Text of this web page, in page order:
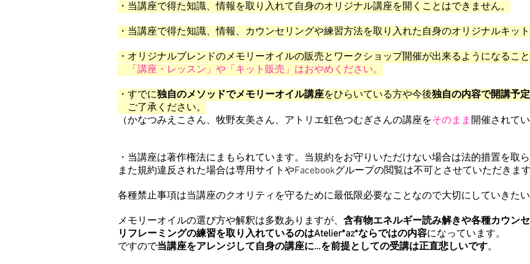
・当講座で得た知識、情報を取り入れて自身のオリジナル講座を開くことはできません。
・当講座で得た知識、情報、カウンセリングや練習方法を取り入れた自身のオリジナルキッ
・オリジナルブレンドのメモリーオイルの販売とワークショップ開催が出来るようになるこ
「講座・レッスン」や「キット販売」はおやめください。
​・すでに独自のメソッドでメモリーオイル講座をひらいている方や今後独自の内容で開講予
ご了承ください。
（かなつみえこさん、牧野友美さん、アトリエ虹色つむぎさんの講座をそのまま 開催されて
・当講座は著作権法にまもられています。当規約をお守りいただけない場合は法的措置を取ら
また規約違反された場合は専用サイトやFacebookグループの閲覧は不可とさせていただきます
各種禁止事項は当講座のクオリティを守るために最低限必要なことなので大切にしていきたい
メモリーオイルの選び方や解釈は多数ありますが、 含有物エネルギー読み解きや各種カウン
リフレーミングの練習を取り入れているのはAtelier*az*ならではの内容になっています。
ですので当講座をアレンジして自身の講座に…を前提としての受講は正直悲しいです。